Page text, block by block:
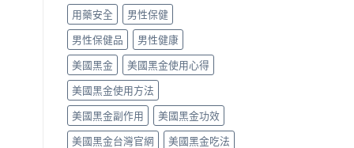
副
作
用，
一
搞
懂
怎
麼
選〉
中
用藥安全
男性保健
男性保健品
男性健康
美國黑金
美國黑金使用心得
美國黑金使用方法
美國黑金副作用
美國黑金功效
美國黑金台灣官網
美國黑金吃法